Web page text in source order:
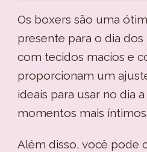
Os boxers são uma
presente para o dia dos
com tecidos macios e
proporcionam um
ideais para usar no dia
momentos mais íntimos.
Além disso, você pode